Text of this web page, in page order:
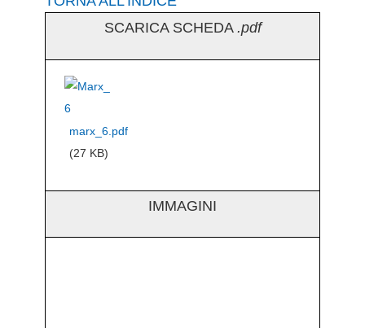
SCARICA SCHEDA .pdf
marx_6.pdf
(27 KB)
IMMAGINI